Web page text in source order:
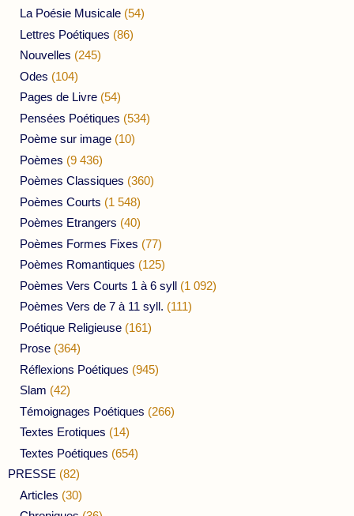
La Poésie Musicale (54)
Lettres Poétiques (86)
Nouvelles (245)
Odes (104)
Pages de Livre (54)
Pensées Poétiques (534)
Poème sur image (10)
Poèmes (9 436)
Poèmes Classiques (360)
Poèmes Courts (1 548)
Poèmes Etrangers (40)
Poèmes Formes Fixes (77)
Poèmes Romantiques (125)
Poèmes Vers Courts 1 à 6 syll (1 092)
Poèmes Vers de 7 à 11 syll. (111)
Poétique Religieuse (161)
Prose (364)
Réflexions Poétiques (945)
Slam (42)
Témoignages Poétiques (266)
Textes Erotiques (14)
Textes Poétiques (654)
PRESSE (82)
Articles (30)